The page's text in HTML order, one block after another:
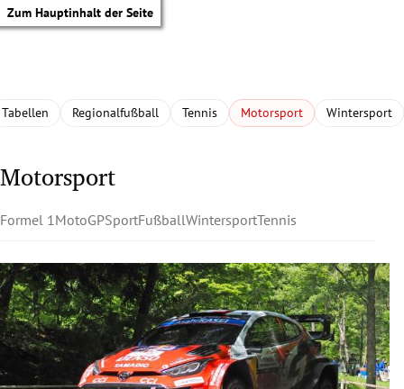
Zum Hauptinhalt der Seite
Untermenü
Tabellen Regionalfußball Tennis Motorsport Wintersport
Motorsport
Formel 1 MotoGPSportFußballWintersportTennis